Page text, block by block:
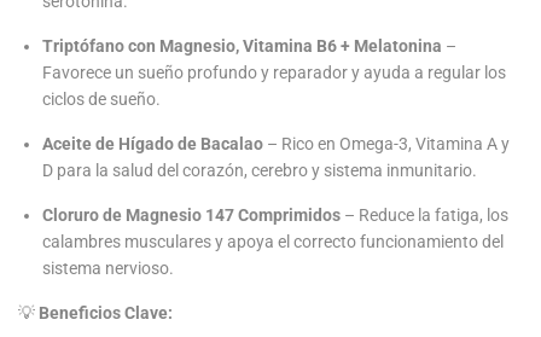
Triptófano con Magnesio, Vitamina B6 + Melatonina –
Favorece un sueño profundo y reparador y ayuda a regular los
ciclos de sueño.
Aceite de Hígado de Bacalao – Rico en Omega-3, Vitamina A y
D para la salud del corazón, cerebro y sistema inmunitario.
Cloruro de Magnesio 147 Comprimidos – Reduce la fatiga, los
calambres musculares y apoya el correcto funcionamiento del
sistema nervioso.
💡 Beneficios Clave: